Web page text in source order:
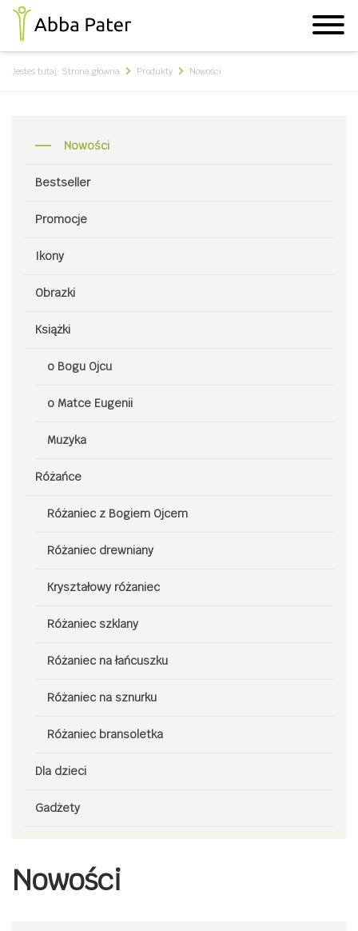
Jesteś tutaj: Strona główna Produkty Nowości
Nowości
Bestseller
Promocje
Ikony
Obrazki
Książki
o Bogu Ojcu
o Matce Eugenii
Muzyka
Różańce
Różaniec z Bogiem Ojcem
Różaniec drewniany
Kryształowy różaniec
Różaniec szklany
Różaniec na łańcuszku
Różaniec na sznurku
Różaniec bransoletka
Dla dzieci
Gadżety
Nowości